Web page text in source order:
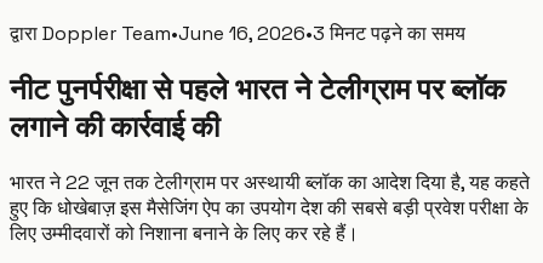
द्वाराDoppler Team•June 16, 2026•3 मिनट पढ़ने का समय
नीट पुनर्परीक्षा से पहले भारत ने टेलीग्राम पर ब्लॉक
लगाने की कार्रवाई की
भारत ने 22 जून तक टेलीग्राम पर अस्थायी ब्लॉक का आदेश दिया है, यह कहते
हुए कि धोखेबाज़ इस मैसेजिंग ऐप का उपयोग देश की सबसे बड़ी प्रवेश परीक्षा के
लिए उम्मीदवारों को निशाना बनाने के लिए कर रहे हैं।